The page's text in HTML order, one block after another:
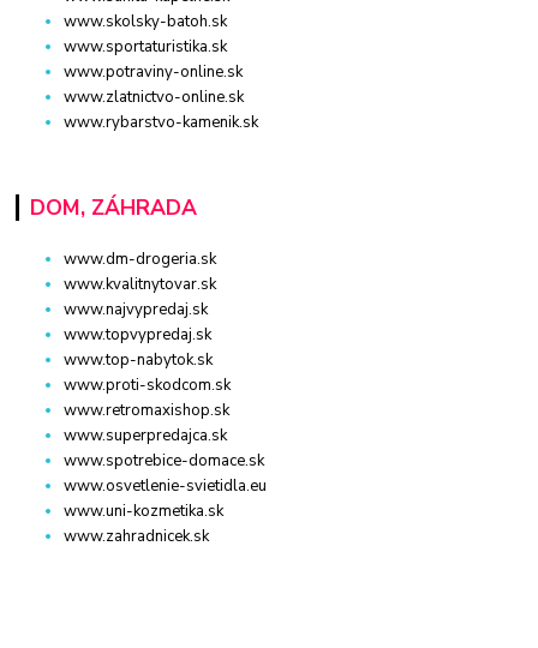
www.skolsky-batoh.sk
www.sportaturistika.sk
www.potraviny-online.sk
www.zlatnictvo-online.sk
www.rybarstvo-kamenik.sk
DOM, ZÁHRADA
www.dm-drogeria.sk
www.kvalitnytovar.sk
www.najvypredaj.sk
www.topvypredaj.sk
www.top-nabytok.sk
www.proti-skodcom.sk
www.retromaxishop.sk
www.superpredajca.sk
www.spotrebice-domace.sk
www.osvetlenie-svietidla.eu
www.uni-kozmetika.sk
www.zahradnicek.sk